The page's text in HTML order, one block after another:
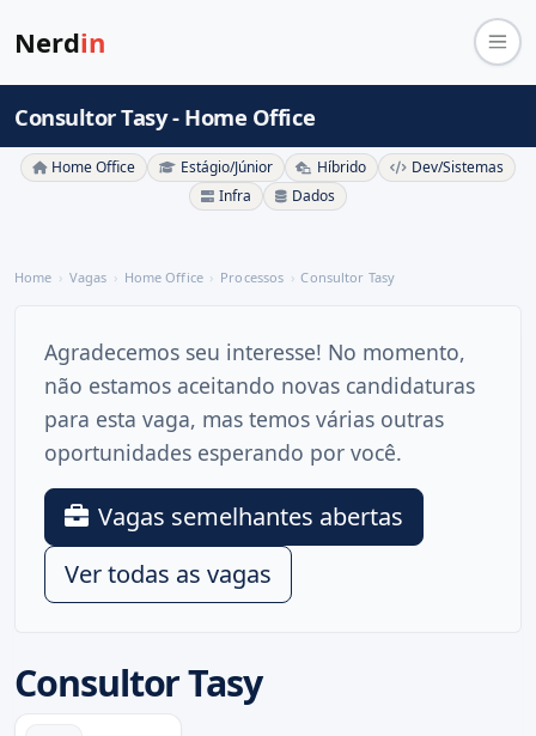
Nerdin
Consultor Tasy - Home Office
Home Office Estágio/Júnior Híbrido
Dev/Sistemas
Infra
Dados
Home Vagas Home Office Processos Consultor Tasy
Consultor Tasy
Agradecemos seu interesse! No momento,
não estamos aceitando novas candidaturas
para esta vaga, mas temos várias outras
oportunidades esperando por você.
Vagas semelhantes abertas
Ver todas as vagas